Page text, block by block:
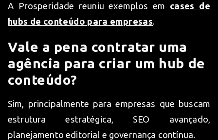
A Prosperidade reuniu exemplos em cases de
hubs de conteúdo para empresas.
Vale a pena contratar uma
agência para criar um hub de
conteúdo?
Sim, principalmente para empresas que buscam
estrutura estratégica, SEO avançado,
planejamento editorial e governança contínua.